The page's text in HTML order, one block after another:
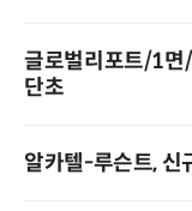
글로벌리포트/1면
단초
알카텔-루슨트, 신